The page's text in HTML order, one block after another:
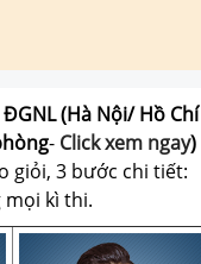
ĐGNL (Hà Nội/ Hồ Chí
- Click xem ngay)
giỏi, 3 bước chi tiết:
mọi kì thi.